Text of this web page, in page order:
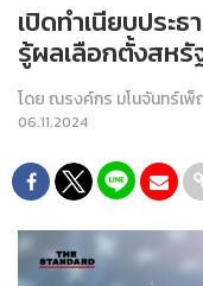
เปิดทำเนียบประ
รู้ผลเลือกตั้งสห
โดยณรงค์กร มโนจันทร์เ
06.11.2024